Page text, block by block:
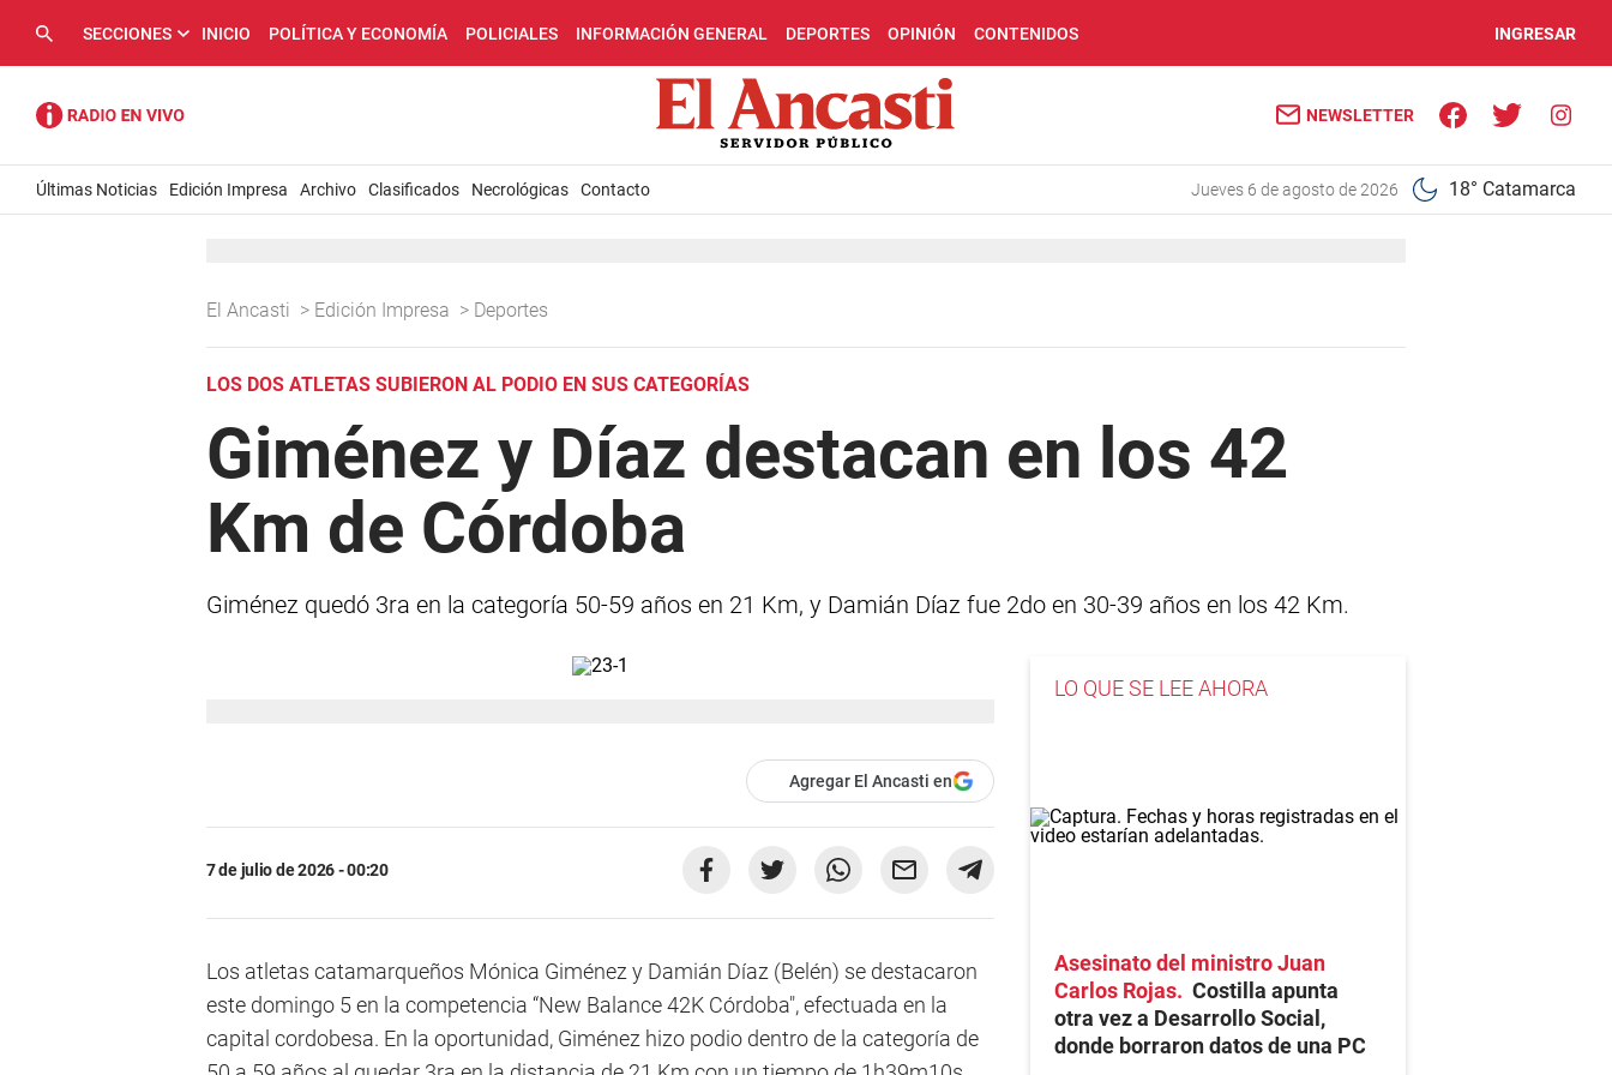
SECCIONES INICIO POLÍTICA Y ECONOMÍA POLICIALES INFORMACIÓN GENERAL DEPORTES OPINIÓN CONTENIDOS INGRESAR
NEWSLETTER
Últimas Noticias Edición Impresa Archivo Clasificados Necrológicas Contacto jueves 6 de agosto de 2026 18° Catamarca
El Ancasti > Edición Impresa > Deportes
LOS DOS ATLETAS SUBIERON AL PODIO EN SUS CATEGORÍAS
Giménez y Díaz destacan en los 42
Km de Córdoba
Giménez quedó 3ra en la categoría 50-59 años en 21 Km, y Damián Díaz fue 2do en 30-39 años en los 42 Km.
Agregar El Ancasti en
7 de julio de 2026 - 00:20
Los atletas catamarqueños Mónica Giménez y Damián Díaz (Belén) se destacaron
este domingo 5 en la competencia “New Balance 42K Córdoba", efectuada en la
capital cordobesa. En la oportunidad, Giménez hizo podio dentro de la categoría de
LO QUE SE LEE AHORA
Asesinato del ministro Juan
Carlos Rojas
Costilla apunta
otra vez a Desarrollo Social,
donde borraron datos de una PC